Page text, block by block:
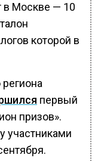
в Москве — 10
которой в
первый
призов».